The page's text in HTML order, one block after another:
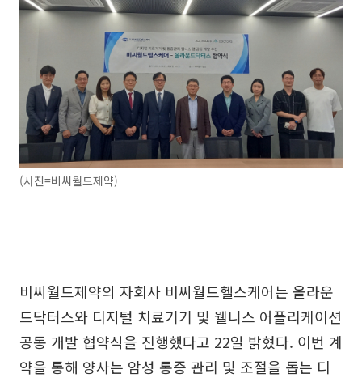
(사진=비씨월드제약)
비씨월드제약의 자회사 비씨월드헬스케어는 올라운
드닥터스와 디지털 치료기기 및 웰니스 어플리케이션
공동 개발 협약식을 진행했다고 22일 밝혔다. 이번 계
약을 통해 양사는 암성 통증 관리 및 조절을 돕는 디